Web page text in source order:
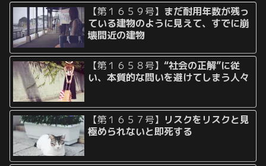
【第１６５９号】 まだ耐用年数が残っ
ている建物のように見えて、すでに崩
壊間近の建物
【第１６５８号】“社会の正解”に従
い、本質的な問いを避けてしまう人々
【第１６５７号】 リスクをリスクと見
極められないと即死する